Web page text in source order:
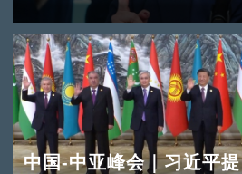
中国-中亚峰会｜习近平